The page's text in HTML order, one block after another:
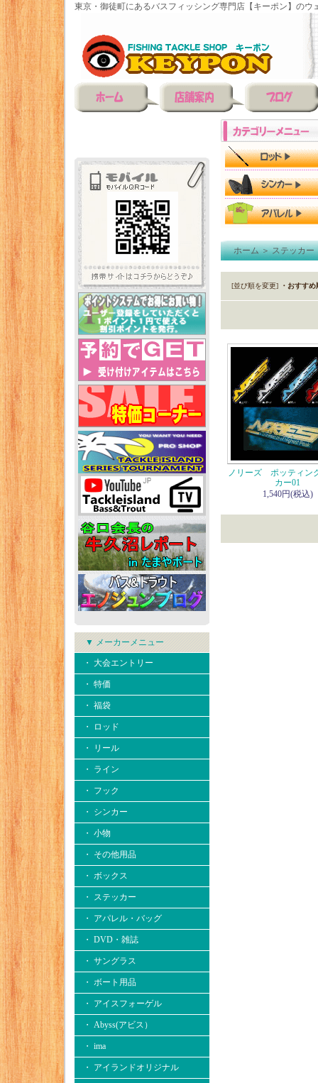
東京・御徒町にあるバスフィッシング専門店【キーポン】のウ
▼ メーカーメニュー
・ 大会エントリー
・ 特価
・ 福袋
・ ロッド
・ リール
・ ライン
・ フック
・ シンカー
・ 小物
・ その他用品
・ ボックス
・ ステッカー
・ アパレル・バッグ
・ DVD・雑誌
・ サングラス
・ ボート用品
・ アイスフォーゲル
・ Abyss(アビス）
・ ima
・ アイランドオリジナル
ホーム＞ステッカー
[並び順を変更] ・おすすめ
ノリーズ ポッティン
カー01
1,540円(税込)